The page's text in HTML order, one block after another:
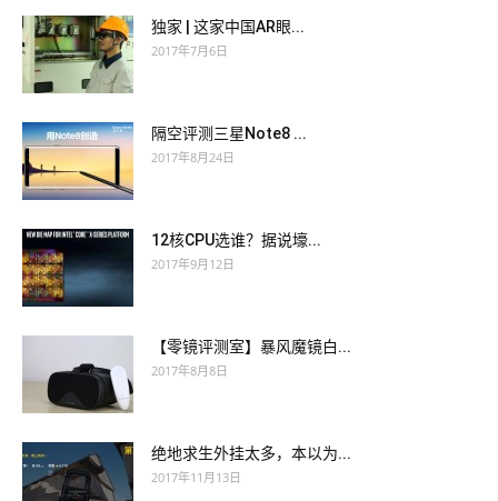
独家 | 这家中国AR眼...
2017年7月6日
隔空评测三星Note8 ...
2017年8月24日
12核CPU选谁？据说壕...
2017年9月12日
【零镜评测室】暴风魔镜白...
2017年8月8日
绝地求生外挂太多，本以为...
2017年11月13日